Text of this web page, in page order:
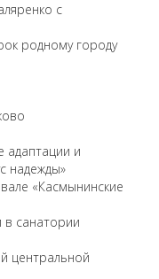
с
родному городу
адаптации и
надежды»
«Касмынинские
в санатории
центральной